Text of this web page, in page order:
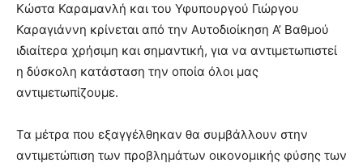
Κώστα Καραμανλή και του Υφυπουργού Γιώργου
Καραγιάννη κρίνεται από την Αυτοδιοίκηση Α’ Βαθμού
ιδιαίτερα χρήσιμη και σημαντική, για να αντιμετωπιστεί
η δύσκολη κατάσταση την οποία όλοι μας
αντιμετωπίζουμε.
Τα μέτρα που εξαγγέλθηκαν θα συμβάλλουν στην
αντιμετώπιση των προβλημάτων οικονομικής φύσης των